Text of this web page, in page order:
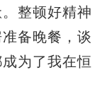
整顿好精神
备晚餐，谈
为了我在恒